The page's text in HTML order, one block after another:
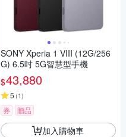
SONY Xperia 1 VIII (12G/256
G) 6.5吋 5G智慧型手機
$43,880
5 (1)
券 贈品
加入購物車